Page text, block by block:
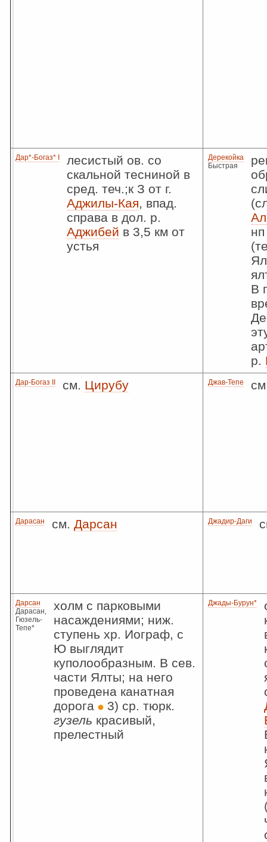
Дар*-Богаз* I
лесистый ов. со
скальной тесниной в
сред. теч.;к З от г.
Аджилы-Кая, впад.
справа в дол. р.
Аджибей в 3,5 км от
устья
Дерекойка
Быстрая
В
р.
Дар-Богаз II см. Цирубу Джав-Тепе
Дарасан см. Дарсан Джадир-Даги
Дарсан
Дарасан,
Гюзель-
Тепе*
холм с парковыми
насаждениями; ниж.
ступень хр. Иограф, с
Ю выглядит
куполообразным. В сев.
части Ялты; на него
проведена канатная
дорога
3) ср. тюрк.
гузель красивый,
прелестный
Джады-Бурун*